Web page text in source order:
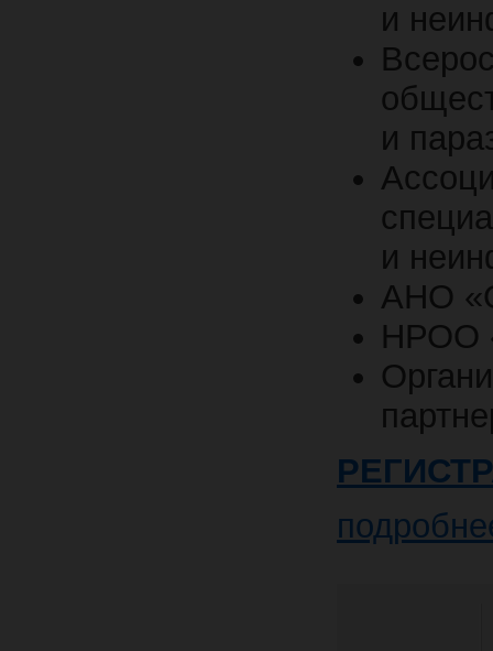
и
и
и
АНО
НРОО